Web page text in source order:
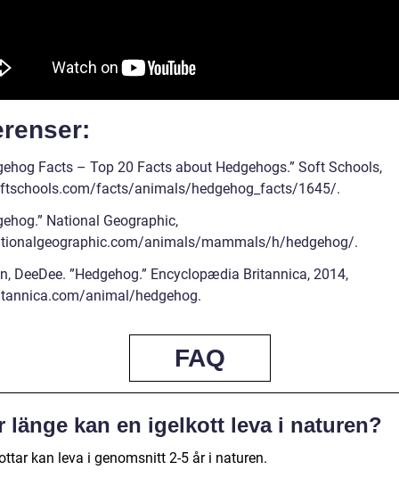
Facts – Top 20 Facts about Hedgehogs.” Soft Schools,
facts/animals/hedgehog_facts/1645/.
National Geographic,
animals/mammals/h/hedgehog/.
DeeDee. ”Hedgehog.” Encyclopædia Britannica, 2014,
animal/hedgehog.
FAQ
länge kan en igelkott leva i naturen?
kan leva i genomsnitt 2-5 år i naturen.